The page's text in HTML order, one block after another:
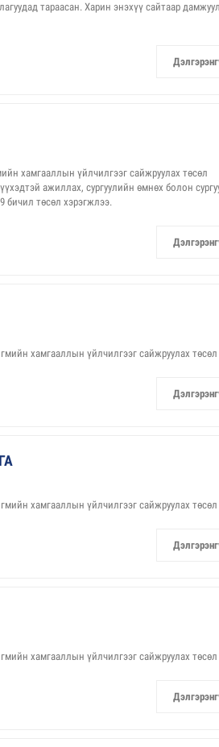
тараасан. Харин энэхүү сайтаар
хамгааллын үйлчилгээг сайжруулах төсөл
ажиллах, сургуулийн өмнөх болон
бичил төсөл хэрэгжлээ.
хамгааллын үйлчилгээг сайжруулах төсөл
хамгааллын үйлчилгээг сайжруулах төсөл
хамгааллын үйлчилгээг сайжруулах төсөл